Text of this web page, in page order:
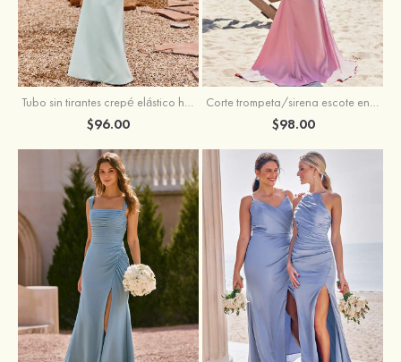
Tubo sin tirantes crepé elástico hasta el suelo vestido de dama de honor
$96.00
Corte trompeta/sirena escote en v satén elástico hasta el suelo vestido de dama de honor
$98.00